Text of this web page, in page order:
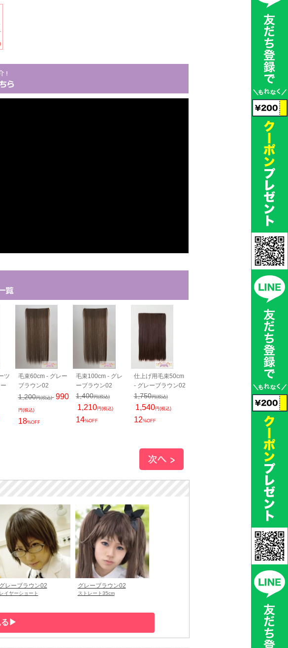
ツ
毛束60cm - グレー
ブラウン02
1,200円(税込) 990
円(税込)
18%OFF
毛束100cm - グレ
ーブラウン02
1,400円(税込)
1,210円(税込)
14%OFF
仕上げ用毛束50cm
- グレーブラウン02
1,750円(税込)
1,540円(税込)
12%OFF
バンス80cm -
ーブラウン02
2,050円(税込)
1,815 円(税込)
%OFF
グレーブラウン02
レイヤーショート
グレーブラウン02
ストレート35cm